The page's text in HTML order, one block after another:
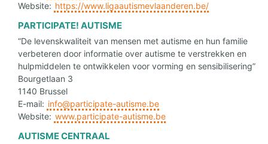
Website: https://www.ligaautismevlaanderen.be/
PARTICIPATE! AUTISME
“De levenskwaliteit van mensen met autisme en hun familie
verbeteren door informatie over autisme te verstrekken en
hulpmiddelen te ontwikkelen voor vorming en sensibilisering”
Bourgetlaan 3
1140 Brussel
E-mail: info@participate-autisme.be
Website: www.participate-autisme.be
AUTISME CENTRAAL